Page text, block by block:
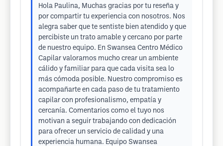
Hola Paulina, Muchas gracias por tu reseña y
por compartir tu experiencia con nosotros. Nos
alegra saber que te sentiste bien atendido y que
percibiste un trato amable y cercano por parte
de nuestro equipo. En Swansea Centro Médico
Capilar valoramos mucho crear un ambiente
cálido y familiar para que cada visita sea lo
más cómoda posible. Nuestro compromiso es
acompañarte en cada paso de tu tratamiento
capilar con profesionalismo, empatía y
cercanía. Comentarios como el tuyo nos
motivan a seguir trabajando con dedicación
para ofrecer un servicio de calidad y una
experiencia humana. Equipo Swansea